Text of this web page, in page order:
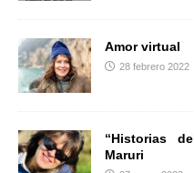
Amor virtual
28 febrero 2022
“Historias
Maruri